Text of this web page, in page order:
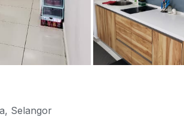
Selangor